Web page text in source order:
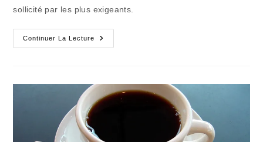
sollicité par les plus exigeants.
Continuer La Lecture
Eté
Ou
Marché
Commun
Et
Partagé
Mercredi